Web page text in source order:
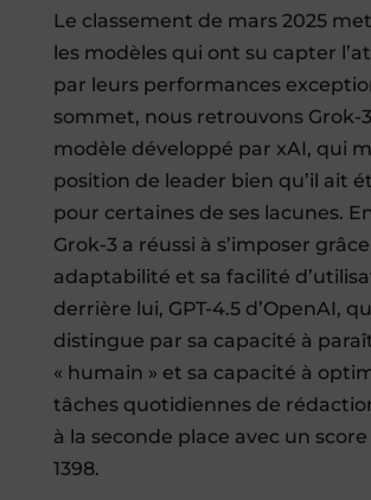
Le classement de mars 2025
les modèles qui ont su capter
par leurs performances
sommet, nous retrouvons Grok-
modèle développé par xAI, qui
position de leader bien qu’il ait
pour certaines de ses lacunes.
Grok-3 a réussi à s’imposer
adaptabilité et sa facilité
derrière lui, GPT-4.5 d’OpenAI,
distingue par sa capacité à
« humain » et sa capacité à
tâches quotidiennes de
à la seconde place avec un score
1398.